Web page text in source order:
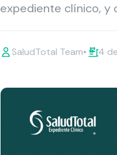
expediente clínico, y
SaludTotal Team• 4